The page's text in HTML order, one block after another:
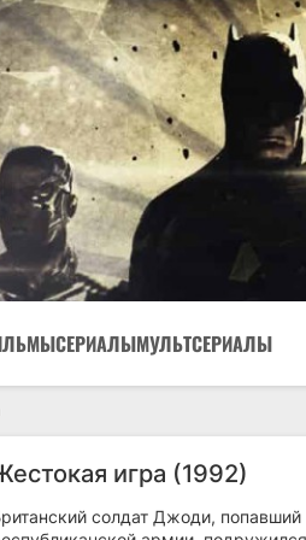
СЕРИАЛЫМУЛЬТСЕРИАЛЫ
игра (1992)
солдат Джоди,